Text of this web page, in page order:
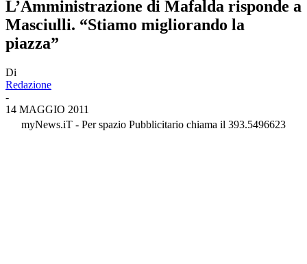
L’Amministrazione di Mafalda risponde a
Masciulli. “Stiamo migliorando la
piazza”
Di
Redazione
-
14 MAGGIO 2011
myNews.iT - Per spazio Pubblicitario chiama il 393.5496623